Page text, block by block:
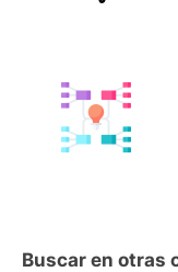
Buscar en otras